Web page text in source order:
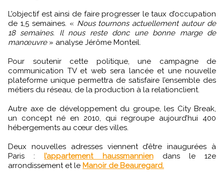
L’objectif est ainsi de faire progresser le taux d’occupation
de 1,5 semaines. « Nous tournons actuellement autour de
18 semaines. Il nous reste donc une bonne marge de
manœuvre» analyse Jérôme Monteil.
Pour soutenir cette politique, une campagne de
communication TV et web sera lancée et une nouvelle
plateforme unique permettra de satisfaire l’ensemble des
métiers du réseau, de la production à la relationclient.
Autre axe de développement du groupe, les City Break,
un concept né en 2010, qui regroupe aujourd’hui 400
hébergements au cœur des villes.
Deux nouvelles adresses viennent d’être inaugurées à
Paris :l’appartement haussmanniendans le 12e
arrondissement et le Manoir de Beauregard.